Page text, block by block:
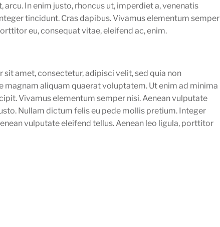
In enim justo, rhoncus ut, imperdiet a, venenatis
tincidunt. Cras dapibus. Vivamus elementum semper
eu, consequat vitae, eleifend ac, enim.
amet, consectetur, adipisci velit, sed quia non
aliquam quaerat voluptatem. Ut enim ad minima
Vivamus elementum semper nisi. Aenean vulputate
Nullam dictum felis eu pede mollis pretium. Integer
vulputate eleifend tellus. Aenean leo ligula, porttitor